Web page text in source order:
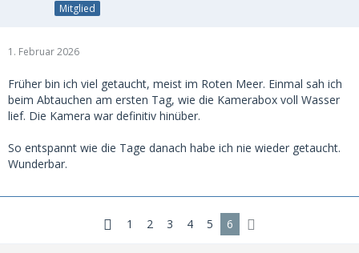
Mitglied
1. Februar 2026
Früher bin ich viel getaucht, meist im Roten Meer. Einmal sah ich
beim Abtauchen am ersten Tag, wie die Kamerabox voll Wasser
lief. Die Kamera war definitiv hinüber.
So entspannt wie die Tage danach habe ich nie wieder getaucht.
Wunderbar.
1 2 3 4 5 6